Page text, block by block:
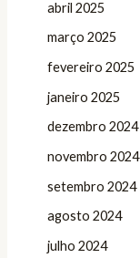
abril 2025
março 2025
fevereiro 2025
janeiro 2025
dezembro 2024
novembro 2024
setembro 2024
agosto 2024
julho 2024